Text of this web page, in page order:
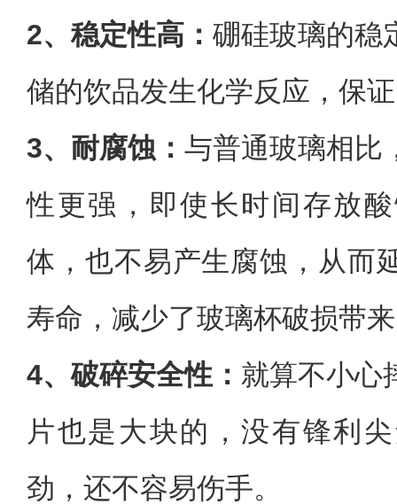
2、稳定性高： 硼硅玻璃的稳
储的饮品发生化学反应，保
3、耐腐蚀： 与普通玻璃相比
性更强，即使长时间存放
体，也不易产生腐蚀，从而
寿命，减少了玻璃杯破损带
4、破碎安全性‌： 就算不小心
片也是大块的，没有锋利
劲，还不容易伤手。